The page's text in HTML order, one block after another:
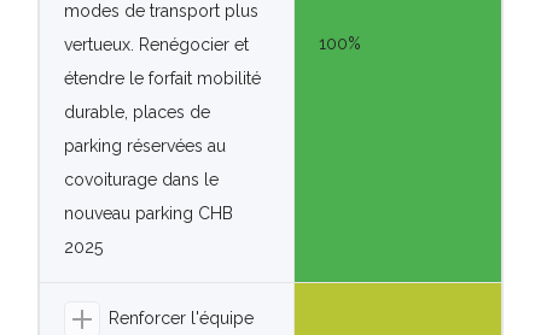
modes de transport plus
vertueux. Renégocier et
étendre le forfait mobilité
durable, places de
parking réservées au
covoiturage dans le
nouveau parking CHB
2025
100%
Renforcer l'équipe